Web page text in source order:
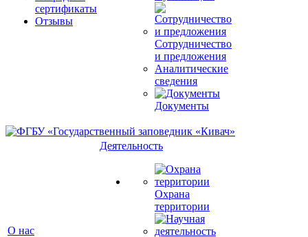
сертификаты
Отзывы
Сотрудничество
и предложения
Аналитические
сведения
Документы
О нас
Деятельность
Охрана
территории